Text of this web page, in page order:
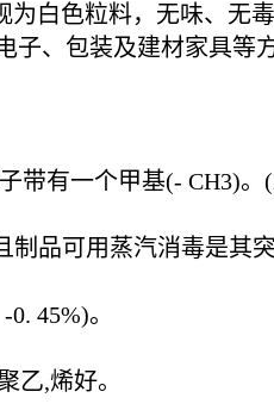
白色粒料，无味、无
、包装及建材家具等
有一个甲基(- CH3)。
品可用蒸汽消毒是其突
45%)。
乙,烯好。